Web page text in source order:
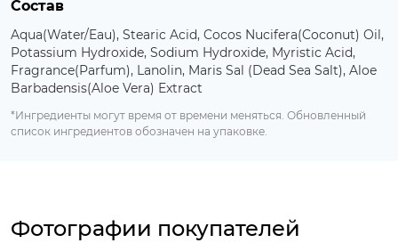
Состав
Aqua(Water/Eau), Stearic Acid, Cocos Nucifera(Coconut) Oil,
Potassium Hydroxide, Sodium Hydroxide, Myristic Acid,
Fragrance(Parfum), Lanolin, Maris Sal (Dead Sea Salt), Aloe
Barbadensis(Aloe Vera) Extract
*Ингредиенты могут время от времени меняться. Обновленный
список ингредиентов обозначен на упаковке.
Фотографии покупателей